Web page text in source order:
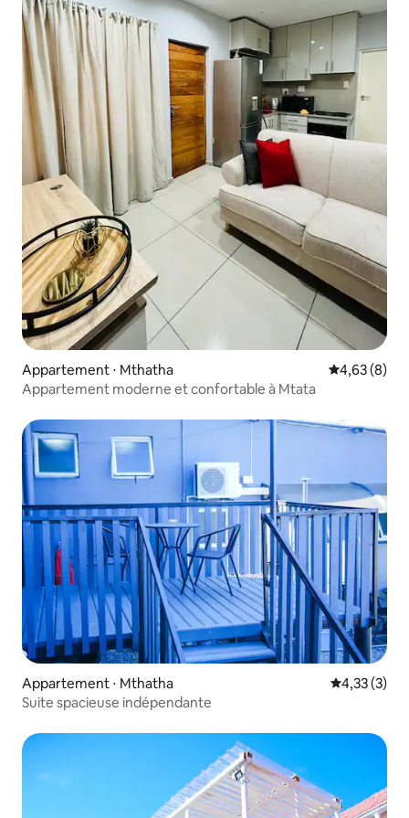
Appartement ⋅ Mthatha Évaluation
4,63 (8)
Appartement moderne et confortable à Mtata
Appartement ⋅ Mthatha Évaluation
4,33 (3)
Suite spacieuse indépendante